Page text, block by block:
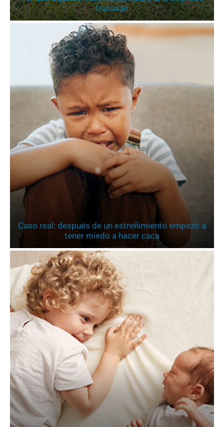
fracasan
Caso real: después de un estreñimiento empezó a
tener miedo a hacer caca